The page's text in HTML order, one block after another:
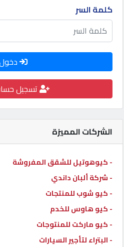
كيو
نمبر
كيو
كارز
كيو
ماركت
الدليل
القطري
POWERED
QHOST
كلمة السر
تسجيل
الشركات المميزة
- كيوهوتيل للشقق المفروشة
- شركة ألبان داندي
- كيو شوب للمنتجات
- كيو هاوس للخدم
- كيو ماركت للمنتوجات
- البتراء لتأجير السيارات